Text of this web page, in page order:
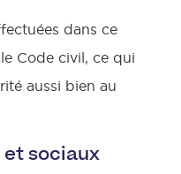
dans ce
Code civil, ce qui
aussi bien au
sociaux